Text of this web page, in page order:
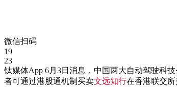
微信扫码
19
23
钛媒体App 6月3日消息，中国两大自动驾驶科技
者可通过港股通机制买卖文远知行在香港联交